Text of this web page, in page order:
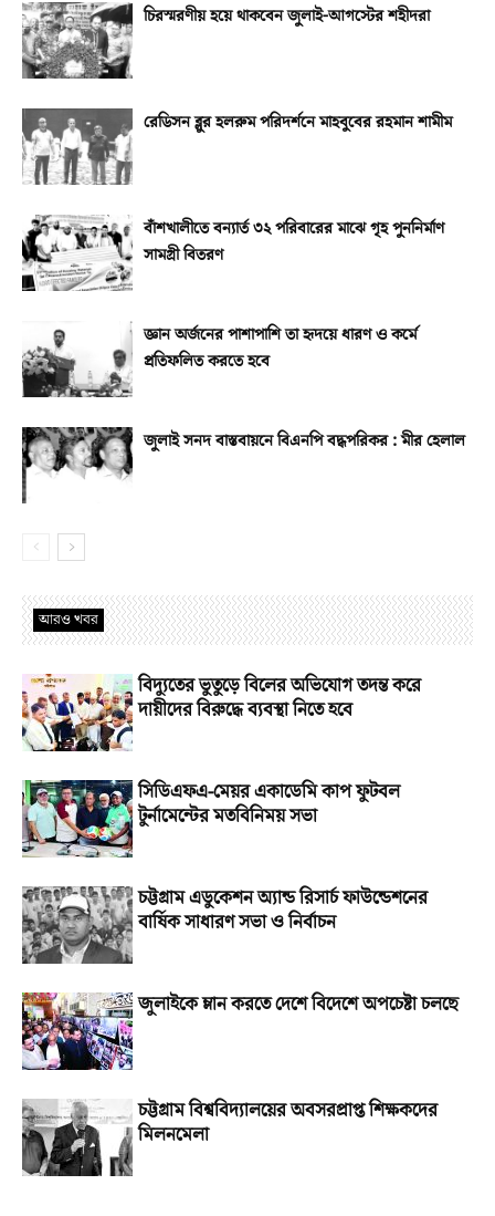
চিরস্মরণীয় হয়ে থাকবেন জুলাই-আগস্টের শহীদরা
রেডিসন ব্লুর হলরুম পরিদর্শনে মাহবুবের রহমান শামীম
বাঁশখালীতে বন্যার্ত ৩২ পরিবারের মাঝে গৃহ পুননির্মাণ
সামগ্রী বিতরণ
জ্ঞান অর্জনের পাশাপাশি তা হৃদয়ে ধারণ ও কর্মে
প্রতিফলিত করতে হবে
জুলাই সনদ বাস্তবায়নে বিএনপি বদ্ধপরিকর : মীর হেলাল
আরও খবর
বিদ্যুতের ভুতুড়ে বিলের অভিযোগ তদন্ত করে
দায়ীদের বিরুদ্ধে ব্যবস্থা নিতে হবে
সিডিএফএ-মেয়র একাডেমি কাপ ফুটবল
টুর্নামেন্টের মতবিনিময় সভা
চট্টগ্রাম এডুকেশন অ্যান্ড রিসার্চ ফাউন্ডেশনের
বার্ষিক সাধারণ সভা ও নির্বাচন
জুলাইকে ম্লান করতে দেশে বিদেশে অপচেষ্টা চলছে
চট্টগ্রাম বিশ্ববিদ্যালয়ের অবসরপ্রাপ্ত শিক্ষকদের
মিলনমেলা